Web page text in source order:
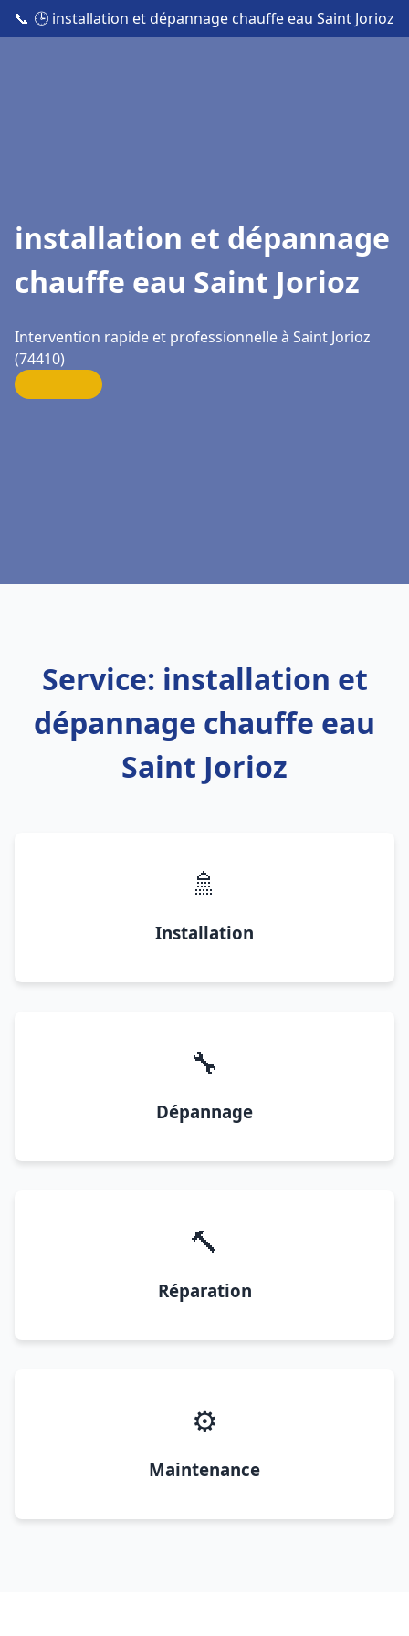
📞 🕒 installation et dépannage chauffe eau Saint Jorioz
installation et dépannage
chauffe eau Saint Jorioz
Intervention rapide et professionnelle à Saint Jorioz
(74410)
Service: installation et
dépannage chauffe eau
Saint Jorioz
🚿
Installation
🔧
Dépannage
🔨
Réparation
⚙️
Maintenance